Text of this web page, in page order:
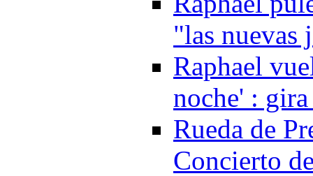
"las nuevas
Raphael
noche' :
Rueda de
Concierto